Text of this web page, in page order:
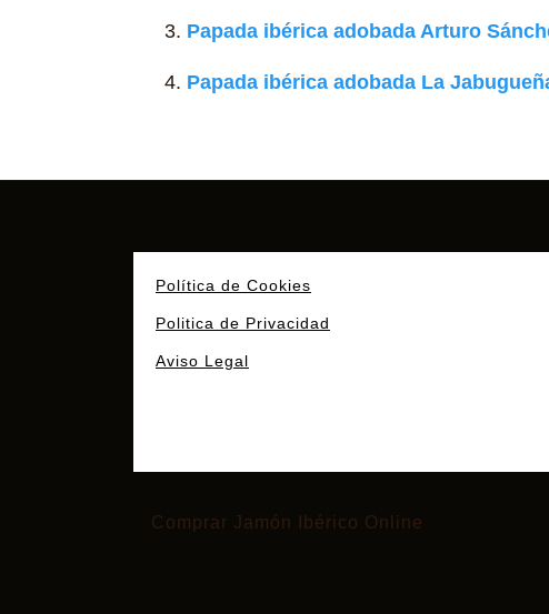
Papada ibérica adobada Arturo
Papada ibérica adobada La
Política de Cookies
Politica de Privacidad
Aviso Legal
Comprar Jamón Ibérico Online